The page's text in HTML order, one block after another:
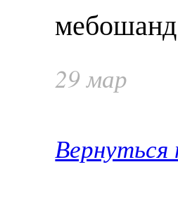
29 мар
Вернуться